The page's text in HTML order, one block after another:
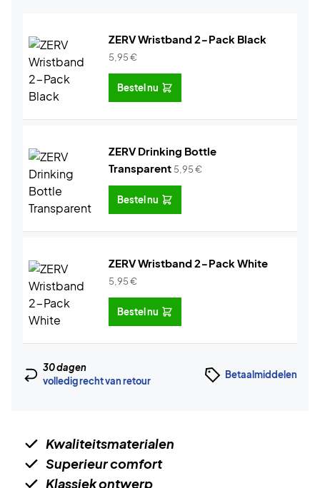
ZERV Wristband 2-Pack Black
5,95€
Bestel nu
ZERV Drinking Bottle
Transparent 5,95€
Bestel nu
ZERV Wristband 2-Pack White
5,95€
Bestel nu
30 dagen
volledig recht van retour
Betaalmiddelen
Kwaliteitsmaterialen
Superieur comfort
Klassiek ontwerp